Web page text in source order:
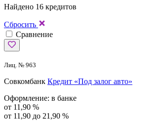
Найдено 16 кредитов
Сбросить
Сравнение
Лиц. № 963
Совкомбанк Кредит «Под залог авто»
Оформление: в банке
от 11,90 %
от 11,90 до 21,90 %